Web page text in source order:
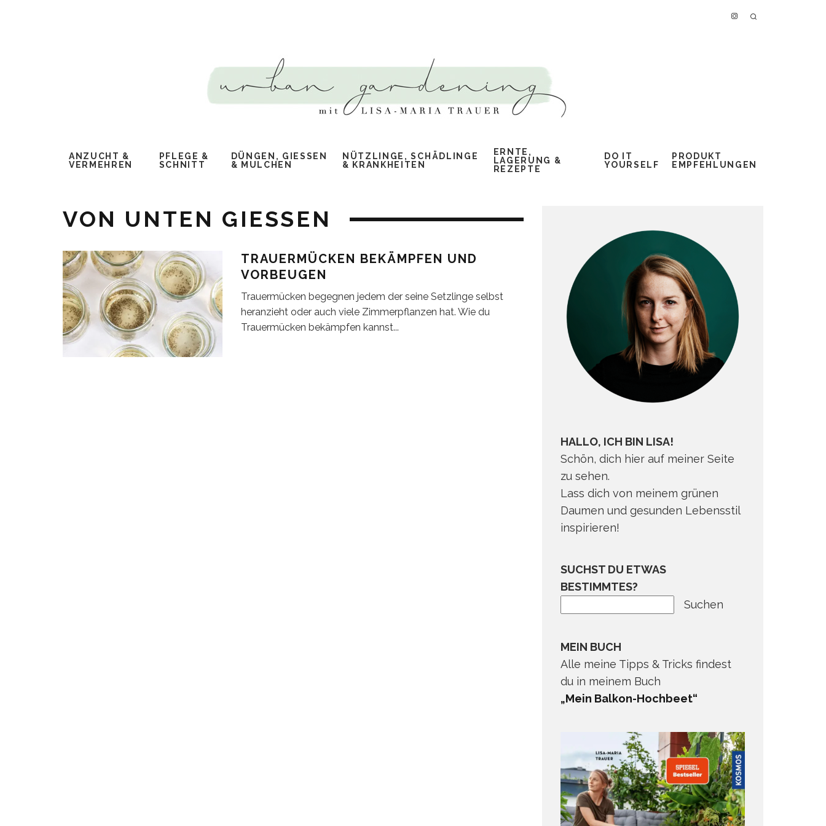
ANZUCHT &
VERMEHREN
PFLEGE &
SCHNITT
DÜNGEN, GIESSEN &
MULCHEN
NÜTZLINGE, SCHÄDLINGE
& KRANKHEITEN
ERNTE,
LAGERUNG &
REZEPTE
DO IT
YOURSELF
PRODUKT
EMPFEHLUNGEN
VON UNTEN GIESSEN
TRAUERMÜCKEN BEKÄMPFEN UND
VORBEUGEN
Trauermücken begegnen jedem der seine Setzlinge selbst
heranzieht oder auch viele Zimmerpflanzen hat. Wie du
Trauermücken bekämpfen kannst...
HALLO, ICH BIN LISA!
Schön, dich hier auf meiner Seite
zu sehen.
Lass dich von meinem grünen
Daumen und gesunden Lebensstil
inspirieren!
SUCHST DU ETWAS
BESTIMMTES?
Suchen
MEIN BUCH
Alle meine Tipps & Tricks findest
du in meinem Buch
„Mein Balkon-Hochbeet“